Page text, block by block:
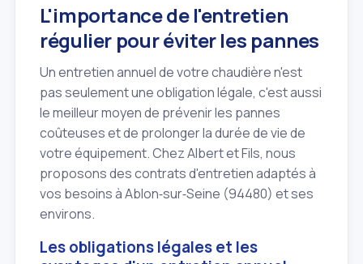
L'importance de l'entretien
régulier pour éviter les pannes
Un entretien annuel de votre chaudière n'est
pas seulement une obligation légale, c'est aussi
le meilleur moyen de prévenir les pannes
coûteuses et de prolonger la durée de vie de
votre équipement. Chez Albert et Fils, nous
proposons des contrats d'entretien adaptés à
vos besoins à Ablon‑sur‑Seine (94480) et ses
environs.
Les obligations légales et les